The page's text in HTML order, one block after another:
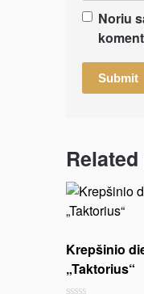
Noriu
Krepšinio
„Taktorius“